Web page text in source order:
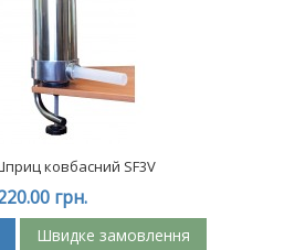
ковбасний SF3V
грн.
Швидке замовлення